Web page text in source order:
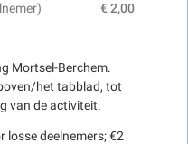
€ 2,00
Mortsel-Berchem.
het tabblad, tot
van de activiteit.
losse deelnemers; €2